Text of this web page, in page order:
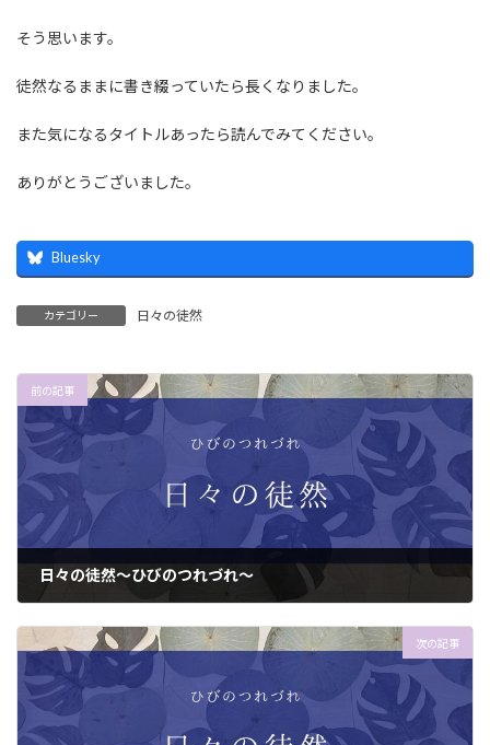
そう思います。
徒然なるままに書き綴っていたら長くなりました。
また気になるタイトルあったら読んでみてください。
ありがとうございました。
Bluesky
カテゴリー 日々の徒然
前の記事
日々の徒然〜ひびのつれづれ〜
次の記事